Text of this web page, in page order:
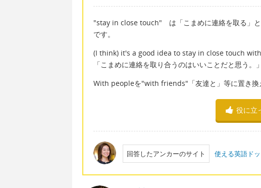
"stay in close touch" は「こまめに連絡を取る」と
です。
(I think) it's a good idea to stay in close touch
「こまめに連絡を取り合うのはいいことだと思う。」
With peopleを"with friends"「友達と」等に置き換
役に立
回答したアンカーのサイト 使える英語ド